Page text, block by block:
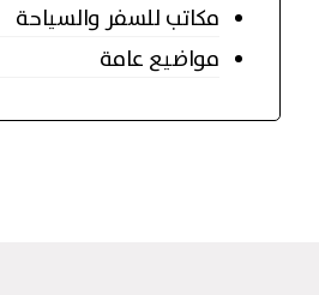
مكاتب للسفر والسياحة
مواضيع عامة